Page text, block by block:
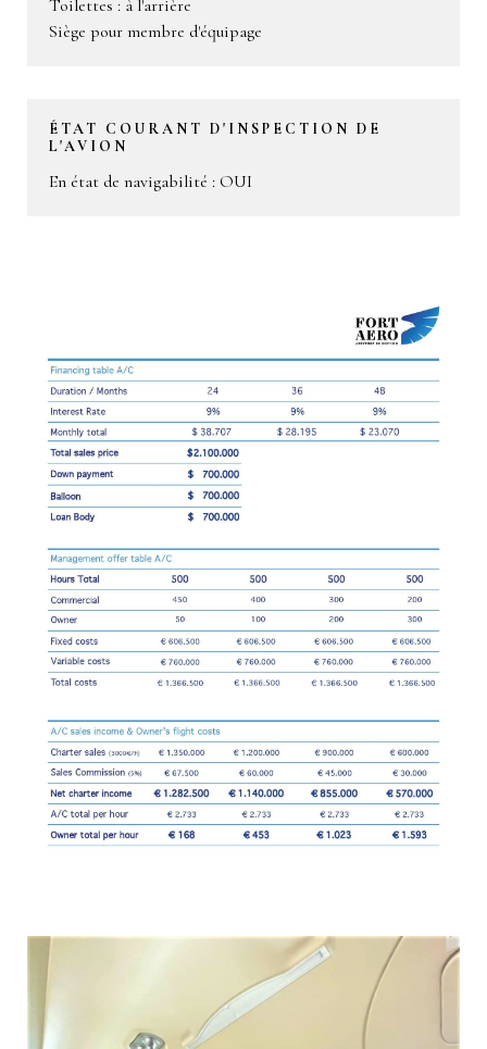
Toilettes : à l'arrière
Siège pour membre d'équipage
ÉTAT COURANT D'INSPECTION DE
L'AVION
En état de navigabilité : OUI